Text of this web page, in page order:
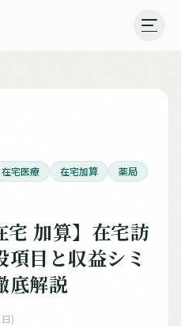
在宅医療 在宅加算
薬局
宅 加算】在宅訪
目と収益シミ
底解説
)